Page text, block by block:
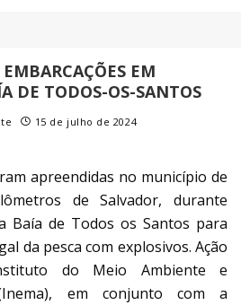
EM
DE TODOS-OS-SANTOS
15 de julho de 2024
apreendidas no município de
de Salvador, durante
Baía de Todos os Santos para
da pesca com explosivos. Ação
do Meio Ambiente e
em conjunto com a